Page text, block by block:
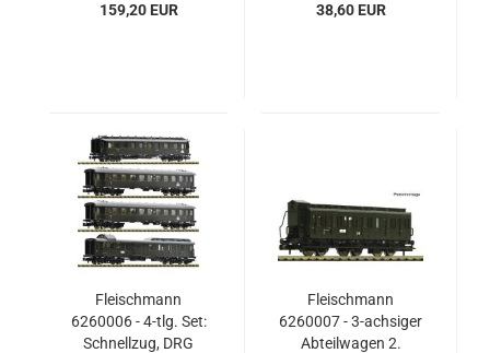
159,20 EUR 38,60 EUR
Fleischmann
6260006 - 4-tlg. Set:
Schnellzug, DRG
Fleischmann
6260007 - 3-achsiger
Abteilwagen 2.